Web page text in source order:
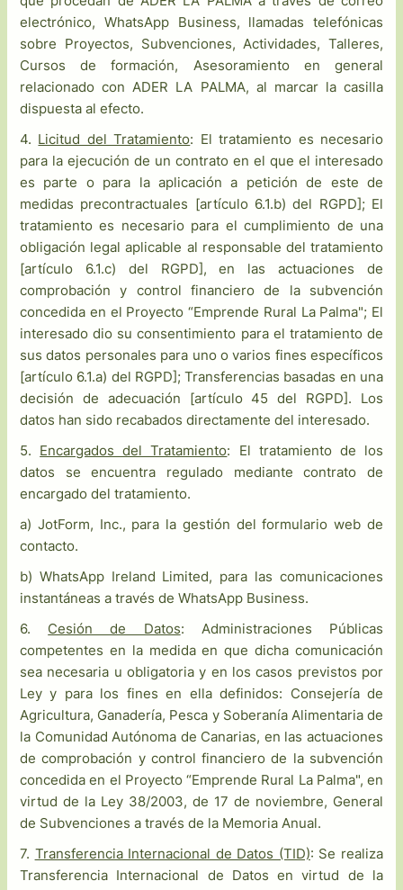
electrónico, WhatsApp Business, llamadas telefónicas
sobre Proyectos, Subvenciones, Actividades, Talleres,
Cursos de formación, Asesoramiento en general
relacionado con ADER LA PALMA, al marcar la casilla
dispuesta al efecto.
4. Licitud del Tratamiento: El tratamiento es necesario
para la ejecución de un contrato en el que el interesado
es parte o para la aplicación a petición de este de
medidas precontractuales [artículo 6.1.b) del RGPD]; El
tratamiento es necesario para el cumplimiento de una
obligación legal aplicable al responsable del tratamiento
[artículo 6.1.c) del RGPD], en las actuaciones de
comprobación y control financiero de la subvención
concedida en el Proyecto “Emprende Rural La Palma"; El
interesado dio su consentimiento para el tratamiento de
sus datos personales para uno o varios fines específicos
[artículo 6.1.a) del RGPD]; Transferencias basadas en una
decisión de adecuación [artículo 45 del RGPD]. Los
datos han sido recabados directamente del interesado.
5. Encargados del Tratamiento: El tratamiento de los
datos se encuentra regulado mediante contrato de
encargado del tratamiento.
a) JotForm, Inc., para la gestión del formulario web de
contacto.
b) WhatsApp Ireland Limited, para las comunicaciones
instantáneas a través de WhatsApp Business.
6. Cesión de Datos: Administraciones Públicas
competentes en la medida en que dicha comunicación
sea necesaria u obligatoria y en los casos previstos por
Ley y para los fines en ella definidos: Consejería de
Agricultura, Ganadería, Pesca y Soberanía Alimentaria de
la Comunidad Autónoma de Canarias, en las actuaciones
de comprobación y control financiero de la subvención
concedida en el Proyecto “Emprende Rural La Palma", en
virtud de la Ley 38/2003, de 17 de noviembre, General
de Subvenciones a través de la Memoria Anual.
7. Transferencia Internacional de Datos (TID): Se realiza
Transferencia Internacional de Datos en virtud de la